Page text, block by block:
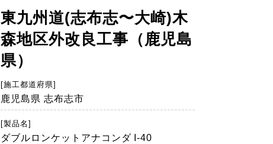
東九州道(志布志〜大崎)木
森地区外改良工事（鹿児島
県）
[施工都道府県]
鹿児島県 志布志市
[製品名]
ダブルロンケットアナコンダ I-40